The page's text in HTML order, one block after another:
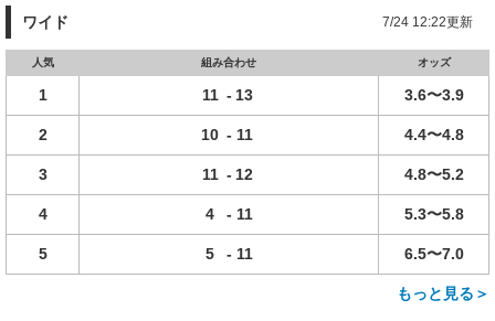
ワイド 7/24 12:22更新
人気 組み合わせ オッズ
1 11 - 13 3.6〜3.9
2 10 - 11 4.4〜4.8
3 11 - 12 4.8〜5.2
4 4 - 11 5.3〜5.8
5 5 - 11 6.5〜7.0
もっと見る＞